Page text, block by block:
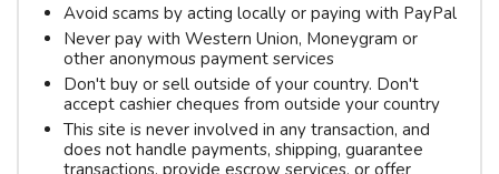
Avoid scams by acting locally or paying with PayPal
Never pay with Western Union, Moneygram or
other anonymous payment services
Don't buy or sell outside of your country. Don't
accept cashier cheques from outside your country
This site is never involved in any transaction, and
does not handle payments, shipping, guarantee
transactions, provide escrow services, or offer